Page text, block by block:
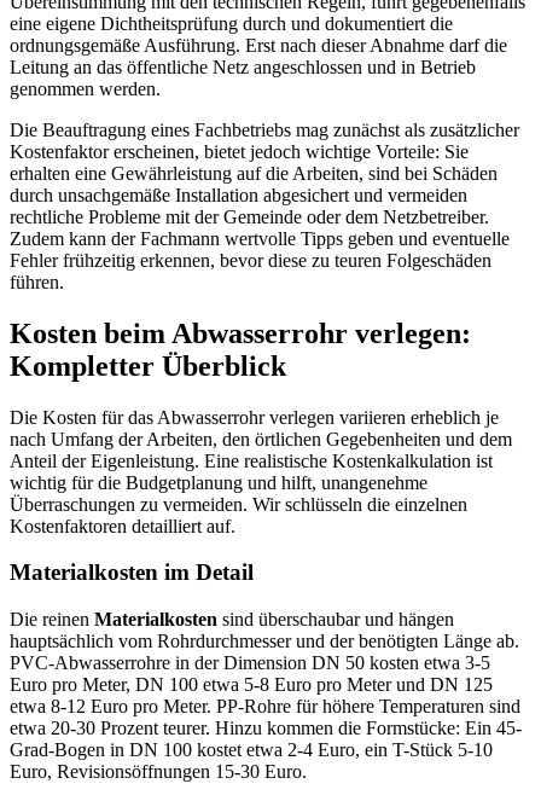
eine eigene Dichtheitsprüfung durch und dokumentiert die
ordnungsgemäße Ausführung. Erst nach dieser Abnahme darf die
Leitung an das öffentliche Netz angeschlossen und in Betrieb
genommen werden.
Die Beauftragung eines Fachbetriebs mag zunächst als zusätzlicher
Kostenfaktor erscheinen, bietet jedoch wichtige Vorteile: Sie
erhalten eine Gewährleistung auf die Arbeiten, sind bei Schäden
durch unsachgemäße Installation abgesichert und vermeiden
rechtliche Probleme mit der Gemeinde oder dem Netzbetreiber.
Zudem kann der Fachmann wertvolle Tipps geben und eventuelle
Fehler frühzeitig erkennen, bevor diese zu teuren Folgeschäden
führen.
Kosten beim Abwasserrohr verlegen:
Kompletter Überblick
Die Kosten für das Abwasserrohr verlegen variieren erheblich je
nach Umfang der Arbeiten, den örtlichen Gegebenheiten und dem
Anteil der Eigenleistung. Eine realistische Kostenkalkulation ist
wichtig für die Budgetplanung und hilft, unangenehme
Überraschungen zu vermeiden. Wir schlüsseln die einzelnen
Kostenfaktoren detailliert auf.
Materialkosten im Detail
Die reinen Materialkosten sind überschaubar und hängen
hauptsächlich vom Rohrdurchmesser und der benötigten Länge ab.
PVC-Abwasserrohre in der Dimension DN 50 kosten etwa 3-5
Euro pro Meter, DN 100 etwa 5-8 Euro pro Meter und DN 125
etwa 8-12 Euro pro Meter. PP-Rohre für höhere Temperaturen sind
etwa 20-30 Prozent teurer. Hinzu kommen die Formstücke: Ein 45-
Grad-Bogen in DN 100 kostet etwa 2-4 Euro, ein T-Stück 5-10
Euro, Revisionsöffnungen 15-30 Euro.